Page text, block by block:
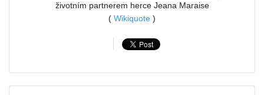
životním partnerem herce Jeana Maraise
( Wikiquote )